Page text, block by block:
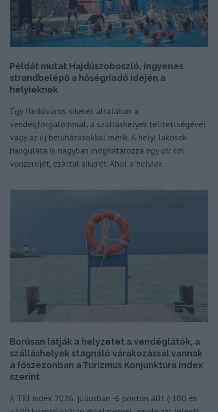
Példát mutat Hajdúszoboszló, ingyenes
strandbelépő a hőségriadó idején a
helyieknek
Egy fürdőváros sikerét általában a
vendégforgalommal, a szálláshelyek telítettségével
vagy az új beruházásokkal mérik. A helyi lakosok
hangulata is nagyban meghatározza egy úti cél
vonzerejét, ezáltal sikerét. Ahol a helyiek …
Borúsan látják a helyzetet a vendéglátók, a
szálláshelyek stagnáló várakozással vannak
a főszezonban a Turizmus Konjunktúra index
szerint
A TKI index 2026. júliusban -6 ponton állt (-100 és